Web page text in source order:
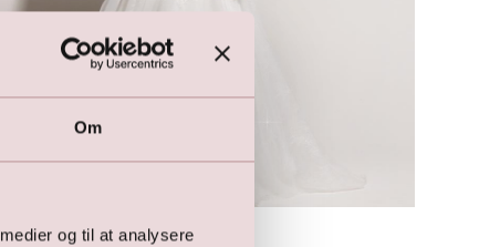
Om
og til at analysere
LILLY Brudekjole